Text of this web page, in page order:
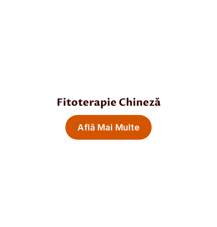
Fitoterapie Chineză
Află Mai Multe